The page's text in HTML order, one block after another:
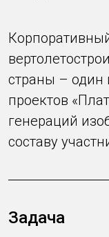
страны –
проектов
генераций
составу
Задача